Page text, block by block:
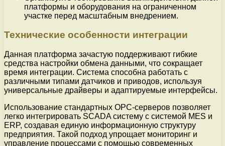
платформы и оборудования на ограниченном
участке перед масштабным внедрением.
Технические особенности интеграции
Данная платформа зачастую поддерживают гибкие
средства настройки обмена данными, что сокращает
время интеграции. Система способна работать с
различными типами датчиков и приводов, используя
универсальные драйверы и адаптируемые интерфейсы.
Использование стандартных OPC-серверов позволяет
легко интегрировать SCADA систему с системой MES и
ERP, создавая единую информационную структуру
предприятия. Такой подход упрощает мониторинг и
управление процессами с помощью современных